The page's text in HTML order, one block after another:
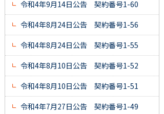
令和4年9月14日公告 契約番号1-60
令和4年8月24日公告 契約番号1-56
令和4年8月24日公告 契約番号1-55
令和4年8月10日公告 契約番号1-52
令和4年8月10日公告 契約番号1-51
令和4年7月27日公告 契約番号1-49